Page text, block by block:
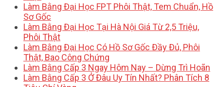
Làm Bằng Đại Học FPT Phôi Thật, Tem Chuẩn, Hồ
Sơ Gốc
Làm Bằng Đại Học Tại Hà Nội Giá Từ 2,5 Triệu,
Phôi Thật
Làm Bằng Đại Học Có Hồ Sơ Gốc Đầy Đủ, Phôi
Thật, Bao Công Chứng
Làm Bằng Cấp 3 Ngay Hôm Nay – Dừng Trì Hoãn
Làm Bằng Cấp 3 Ở Đâu Uy Tín Nhất? Phân Tích 8